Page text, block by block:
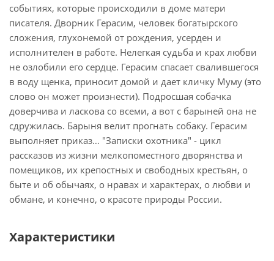
событиях, которые происходили в доме матери
писателя. Дворник Герасим, человек богатырского
сложения, глухонемой от рождения, усерден и
исполнителен в работе. Нелегкая судьба и крах любви
не озлобили его сердце. Герасим спасает свалившегося
в воду щенка, приносит домой и дает кличку Муму (это
слово он может произнести). Подросшая собачка
доверчива и ласкова со всеми, а вот с барыней она не
сдружилась. Барыня велит прогнать собаку. Герасим
выполняет приказ… "Записки охотника" - цикл
рассказов из жизни мелкопоместного дворянства и
помещиков, их крепостных и свободных крестьян, о
быте и об обычаях, о нравах и характерах, о любви и
обмане, и конечно, о красоте природы России.
Характеристики